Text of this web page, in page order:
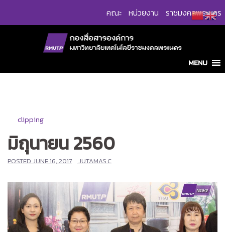
คณะ หน่วยงาน ราชมงคลพระนคร
MENU
clipping
มิถุนายน 2560
POSTED JUNE 16, 2017 JUTAMAS.C